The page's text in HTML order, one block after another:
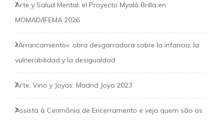
Arte y Salud Mental: el Proyecto Myaló Brilla en
MOMAD/IFEMA 2026
«Arrancamiento»: obra desgarradora sobre la infancia, la
vulnerabilidad y la desigualdad
Arte, Vino y Joyas: Madrid Joya 2023
Assista à Cerimônia de Encerramento e veja quem são os